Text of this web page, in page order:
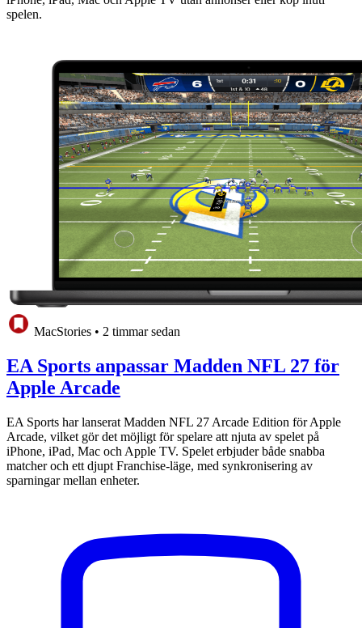
spelen.
MacStories • 2 timmar sedan
EA Sports anpassar Madden NFL 27 för
Apple Arcade
EA Sports har lanserat Madden NFL 27 Arcade Edition för Apple
Arcade, vilket gör det möjligt för spelare att njuta av spelet på
iPhone, iPad, Mac och Apple TV. Spelet erbjuder både snabba
matcher och ett djupt Franchise-läge, med synkronisering av
sparningar mellan enheter.